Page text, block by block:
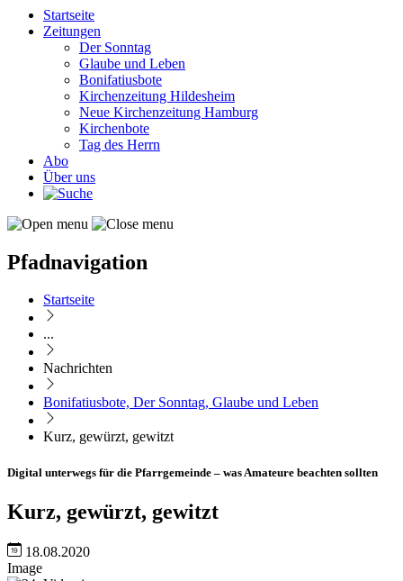
Startseite
Zeitungen
Der Sonntag
Glaube und Leben
Bonifatiusbote
Kirchenzeitung Hildesheim
Neue Kirchenzeitung Hamburg
Kirchenbote
Tag des Herrn
Abo
Über uns
Pfadnavigation
Startseite
...
Nachrichten
Bonifatiusbote, Der Sonntag, Glaube und Leben
Kurz, gewürzt, gewitzt
Digital unterwegs für die Pfarrgemeinde – was Amateure beachten sollten
Kurz, gewürzt, gewitzt
18.08.2020
Image